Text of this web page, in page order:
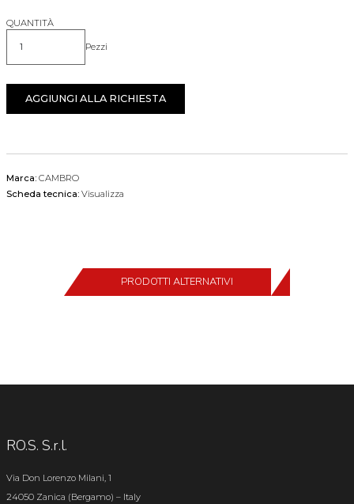
QUANTITÀ
Quantità Pezzi
AGGIUNGI ALLA RICHIESTA
Marca: CAMBRO
Scheda tecnica: Visualizza
PRODOTTI ALTERNATIVI
RO.S. S.r.l.
Via Don Lorenzo Milani, 1
24050 Zanica (Bergamo) – Italy